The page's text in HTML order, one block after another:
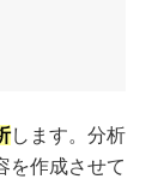
します。分析
を作成させて